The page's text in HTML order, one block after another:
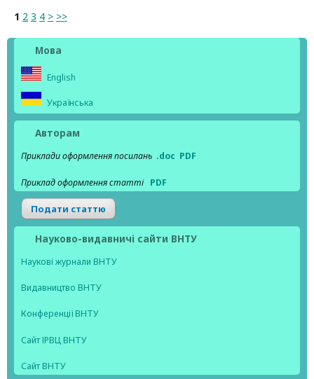
1 2 3 4 > >>
Мова
English
Українська
Авторам
Приклади оформлення посилань .doc PDF
Приклад оформлення статті PDF
Подати статтю
Науково-видавничі сайти ВНТУ
Наукові журнали ВНТУ
Видавництво ВНТУ
Конференції ВНТУ
Сайт ІРВЦ ВНТУ
Сайт ВНТУ